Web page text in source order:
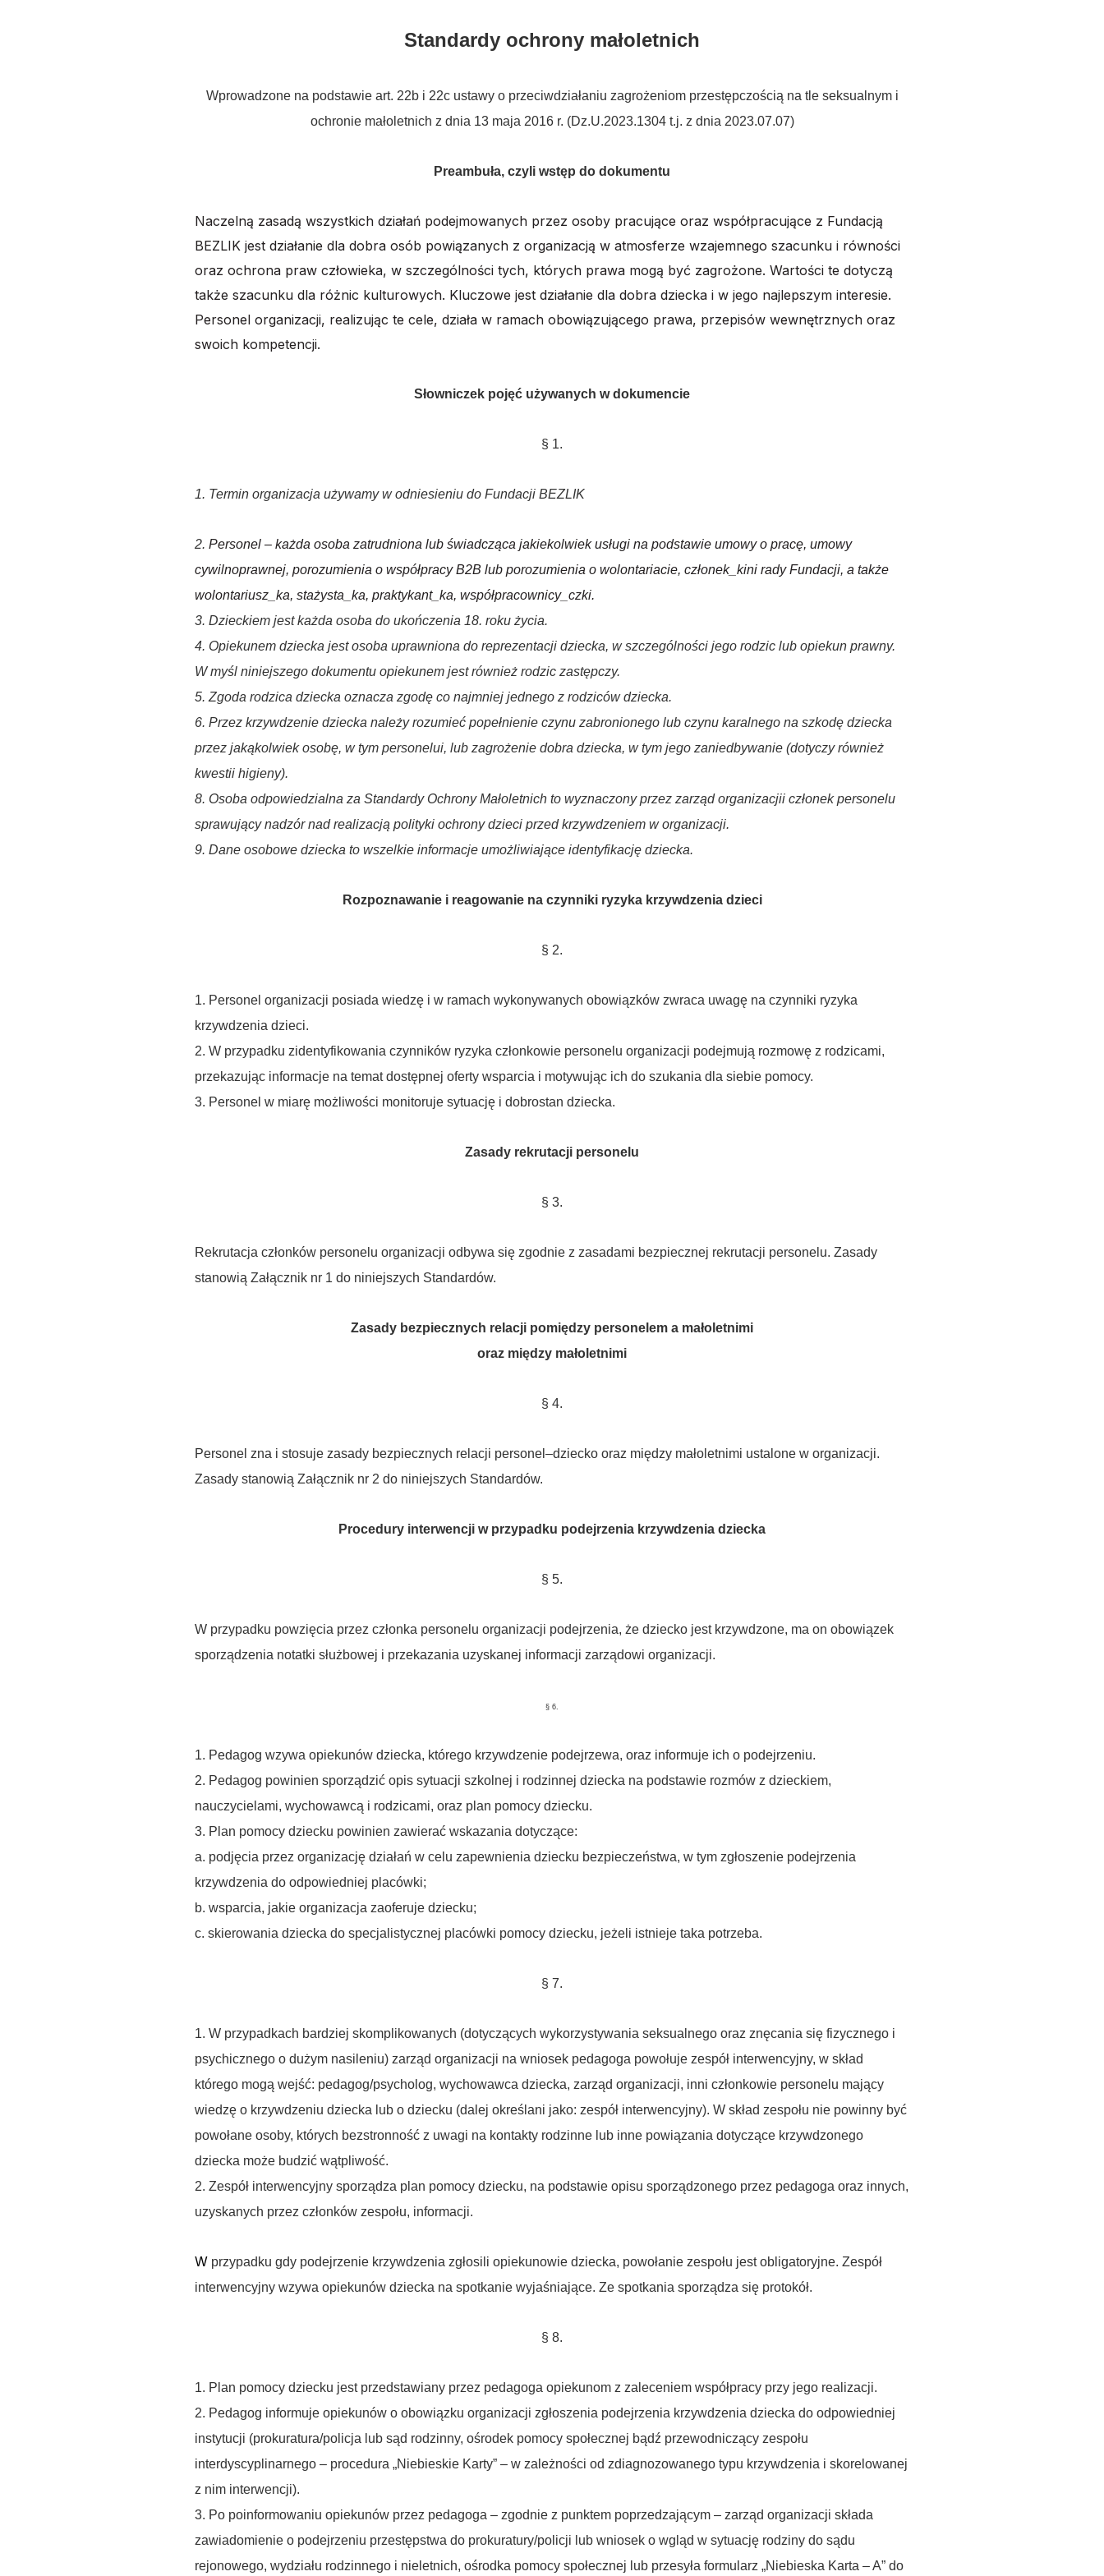
Standardy ochrony małoletnich
Wprowadzone na podstawie art. 22b i 22c ustawy o przeciwdziałaniu zagrożeniom przestępczością na tle seksualnym i
ochronie małoletnich z dnia 13 maja 2016 r. (Dz.U.2023.1304 t.j. z dnia 2023.07.07)
Preambuła, czyli wstęp do dokumentu
Naczelną zasadą wszystkich działań podejmowanych przez osoby pracujące oraz współpracujące z Fundacją
BEZLIK jest działanie dla dobra osób powiązanych z organizacją w atmosferze wzajemnego szacunku i równości
oraz ochrona praw człowieka, w szczególności tych, których prawa mogą być zagrożone. Wartości te dotyczą
także szacunku dla różnic kulturowych. Kluczowe jest działanie dla dobra dziecka i w jego najlepszym interesie.
Personel organizacji, realizując te cele, działa w ramach obowiązującego prawa, przepisów wewnętrznych oraz
swoich kompetencji.
Słowniczek pojęć używanych w dokumencie
§ 1.
1. Termin organizacja używamy w odniesieniu do Fundacji BEZLIK
2. Personel – każda osoba zatrudniona lub świadcząca jakiekolwiek usługi na podstawie umowy o pracę, umowy
cywilnoprawnej, porozumienia o współpracy B2B lub porozumienia o wolontariacie, członek_kini radyFundacji, a także
wolontariusz_ka, stażysta_ka, praktykant_ka, współpracownicy_czki.
3. Dzieckiem jest każda osoba do ukończenia 18. roku życia.
4. Opiekunem dziecka jest osoba uprawniona do reprezentacji dziecka, w szczególności jego rodzic lub opiekun prawny.
W myśl niniejszego dokumentu opiekunem jest również rodzic zastępczy.
5. Zgoda rodzica dziecka oznacza zgodę co najmniej jednego z rodziców dziecka.
6. Przez krzywdzenie dziecka należy rozumieć popełnienie czynu zabronionego lub czynu karalnego na szkodę dziecka
przez jakąkolwiek osobę, w tym personelui, lub zagrożenie dobra dziecka, w tym jego zaniedbywanie (dotyczy również
kwestii higieny).
8. Osoba odpowiedzialna za Standardy Ochrony Małoletnich to wyznaczony przez zarząd organizacjii członek personelu
sprawujący nadzór nad realizacją polityki ochrony dzieci przed krzywdzeniem w organizacji.
9. Dane osobowe dziecka to wszelkie informacje umożliwiające identyfikację dziecka.
Rozpoznawanie i reagowanie na czynniki ryzyka krzywdzenia dzieci
§ 2.
1. Personel organizacji posiada wiedzę i w ramach wykonywanych obowiązków zwraca uwagę na czynniki ryzyka
krzywdzenia dzieci.
2. W przypadku zidentyfikowania czynników ryzyka członkowie personelu organizacji podejmują rozmowę z rodzicami,
przekazując informacje na temat dostępnej oferty wsparcia i motywując ich do szukania dla siebie pomocy.
3. Personel w miarę możliwości monitoruje sytuację i dobrostan dziecka.
Zasady rekrutacji personelu
§ 3.
Rekrutacja członków personelu organizacji odbywa się zgodnie z zasadami bezpiecznej rekrutacji personelu. Zasady
stanowią Załącznik nr 1 do niniejszych Standardów.
Zasady bezpiecznych relacji pomiędzy personelem a małoletnimi
oraz między małoletnimi
§ 4.
Personel zna i stosuje zasady bezpiecznych relacji personel–dziecko oraz między małoletnimi ustalone w organizacji.
Zasady stanowią Załącznik nr 2 do niniejszych Standardów.
Procedury interwencji w przypadku podejrzenia krzywdzenia dziecka
§ 5.
W przypadku powzięcia przez członka personelu organizacji podejrzenia, że dziecko jest krzywdzone, ma on obowiązek
sporządzenia notatki służbowej i przekazania uzyskanej informacji zarządowi organizacji.
§ 6.
1. Pedagog wzywa opiekunów dziecka, którego krzywdzenie podejrzewa, oraz informuje ich o podejrzeniu.
2. Pedagog powinien sporządzić opis sytuacji szkolnej i rodzinnej dziecka na podstawie rozmów z dzieckiem,
nauczycielami, wychowawcą i rodzicami, oraz plan pomocy dziecku.
3. Plan pomocy dziecku powinien zawierać wskazania dotyczące:
a. podjęcia przez organizację działań w celu zapewnienia dziecku bezpieczeństwa, w tym zgłoszenie podejrzenia
krzywdzenia do odpowiedniej placówki;
b. wsparcia, jakie organizacja zaoferuje dziecku;
c. skierowania dziecka do specjalistycznej placówki pomocy dziecku, jeżeli istnieje taka potrzeba.
§ 7.
1. W przypadkach bardziej skomplikowanych (dotyczących wykorzystywania seksualnego oraz znęcania się fizycznego i
psychicznego o dużym nasileniu) zarząd organizacji na wniosek pedagoga powołuje zespół interwencyjny, w skład
którego mogą wejść: pedagog/psycholog, wychowawca dziecka, zarząd organizacji, inni członkowie personelu mający
wiedzę o krzywdzeniu dziecka lub o dziecku (dalej określani jako: zespół interwencyjny). W skład zespołu nie powinny być
powołane osoby, których bezstronność z uwagi na kontakty rodzinne lub inne powiązania dotyczące krzywdzonego
dziecka może budzić wątpliwość.
2. Zespół interwencyjny sporządza plan pomocy dziecku, na podstawie opisu sporządzonego przez pedagoga oraz innych,
uzyskanych przez członków zespołu, informacji.
W przypadku gdy podejrzenie krzywdzenia zgłosili opiekunowie dziecka, powołanie zespołu jest obligatoryjne. Zespół
interwencyjny wzywa opiekunów dziecka na spotkanie wyjaśniające. Ze spotkania sporządza się protokół.
§ 8.
1. Plan pomocy dziecku jest przedstawiany przez pedagoga opiekunom z zaleceniem współpracy przy jego realizacji.
2. Pedagog informuje opiekunów o obowiązku organizacji zgłoszenia podejrzenia krzywdzenia dziecka do odpowiedniej
instytucji (prokuratura/policja lub sąd rodzinny, ośrodek pomocy społecznej bądź przewodniczący zespołu
interdyscyplinarnego – procedura „Niebieskie Karty” – w zależności od zdiagnozowanego typu krzywdzenia i skorelowanej
z nim interwencji).
3. Po poinformowaniu opiekunów przez pedagoga – zgodnie z punktem poprzedzającym – zarząd organizacji składa
zawiadomienie o podejrzeniu przestępstwa do prokuratury/policji lub wniosek o wgląd w sytuację rodziny do sądu
rejonowego, wydziału rodzinnego i nieletnich, ośrodka pomocy społecznej lub przesyła formularz „Niebieska Karta – A” do